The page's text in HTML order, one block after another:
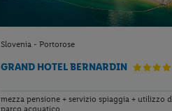
Slovenia - Portorose
GRAND HOTEL BERNARDIN
mezza pensione + servizio spiaggia + utilizzo